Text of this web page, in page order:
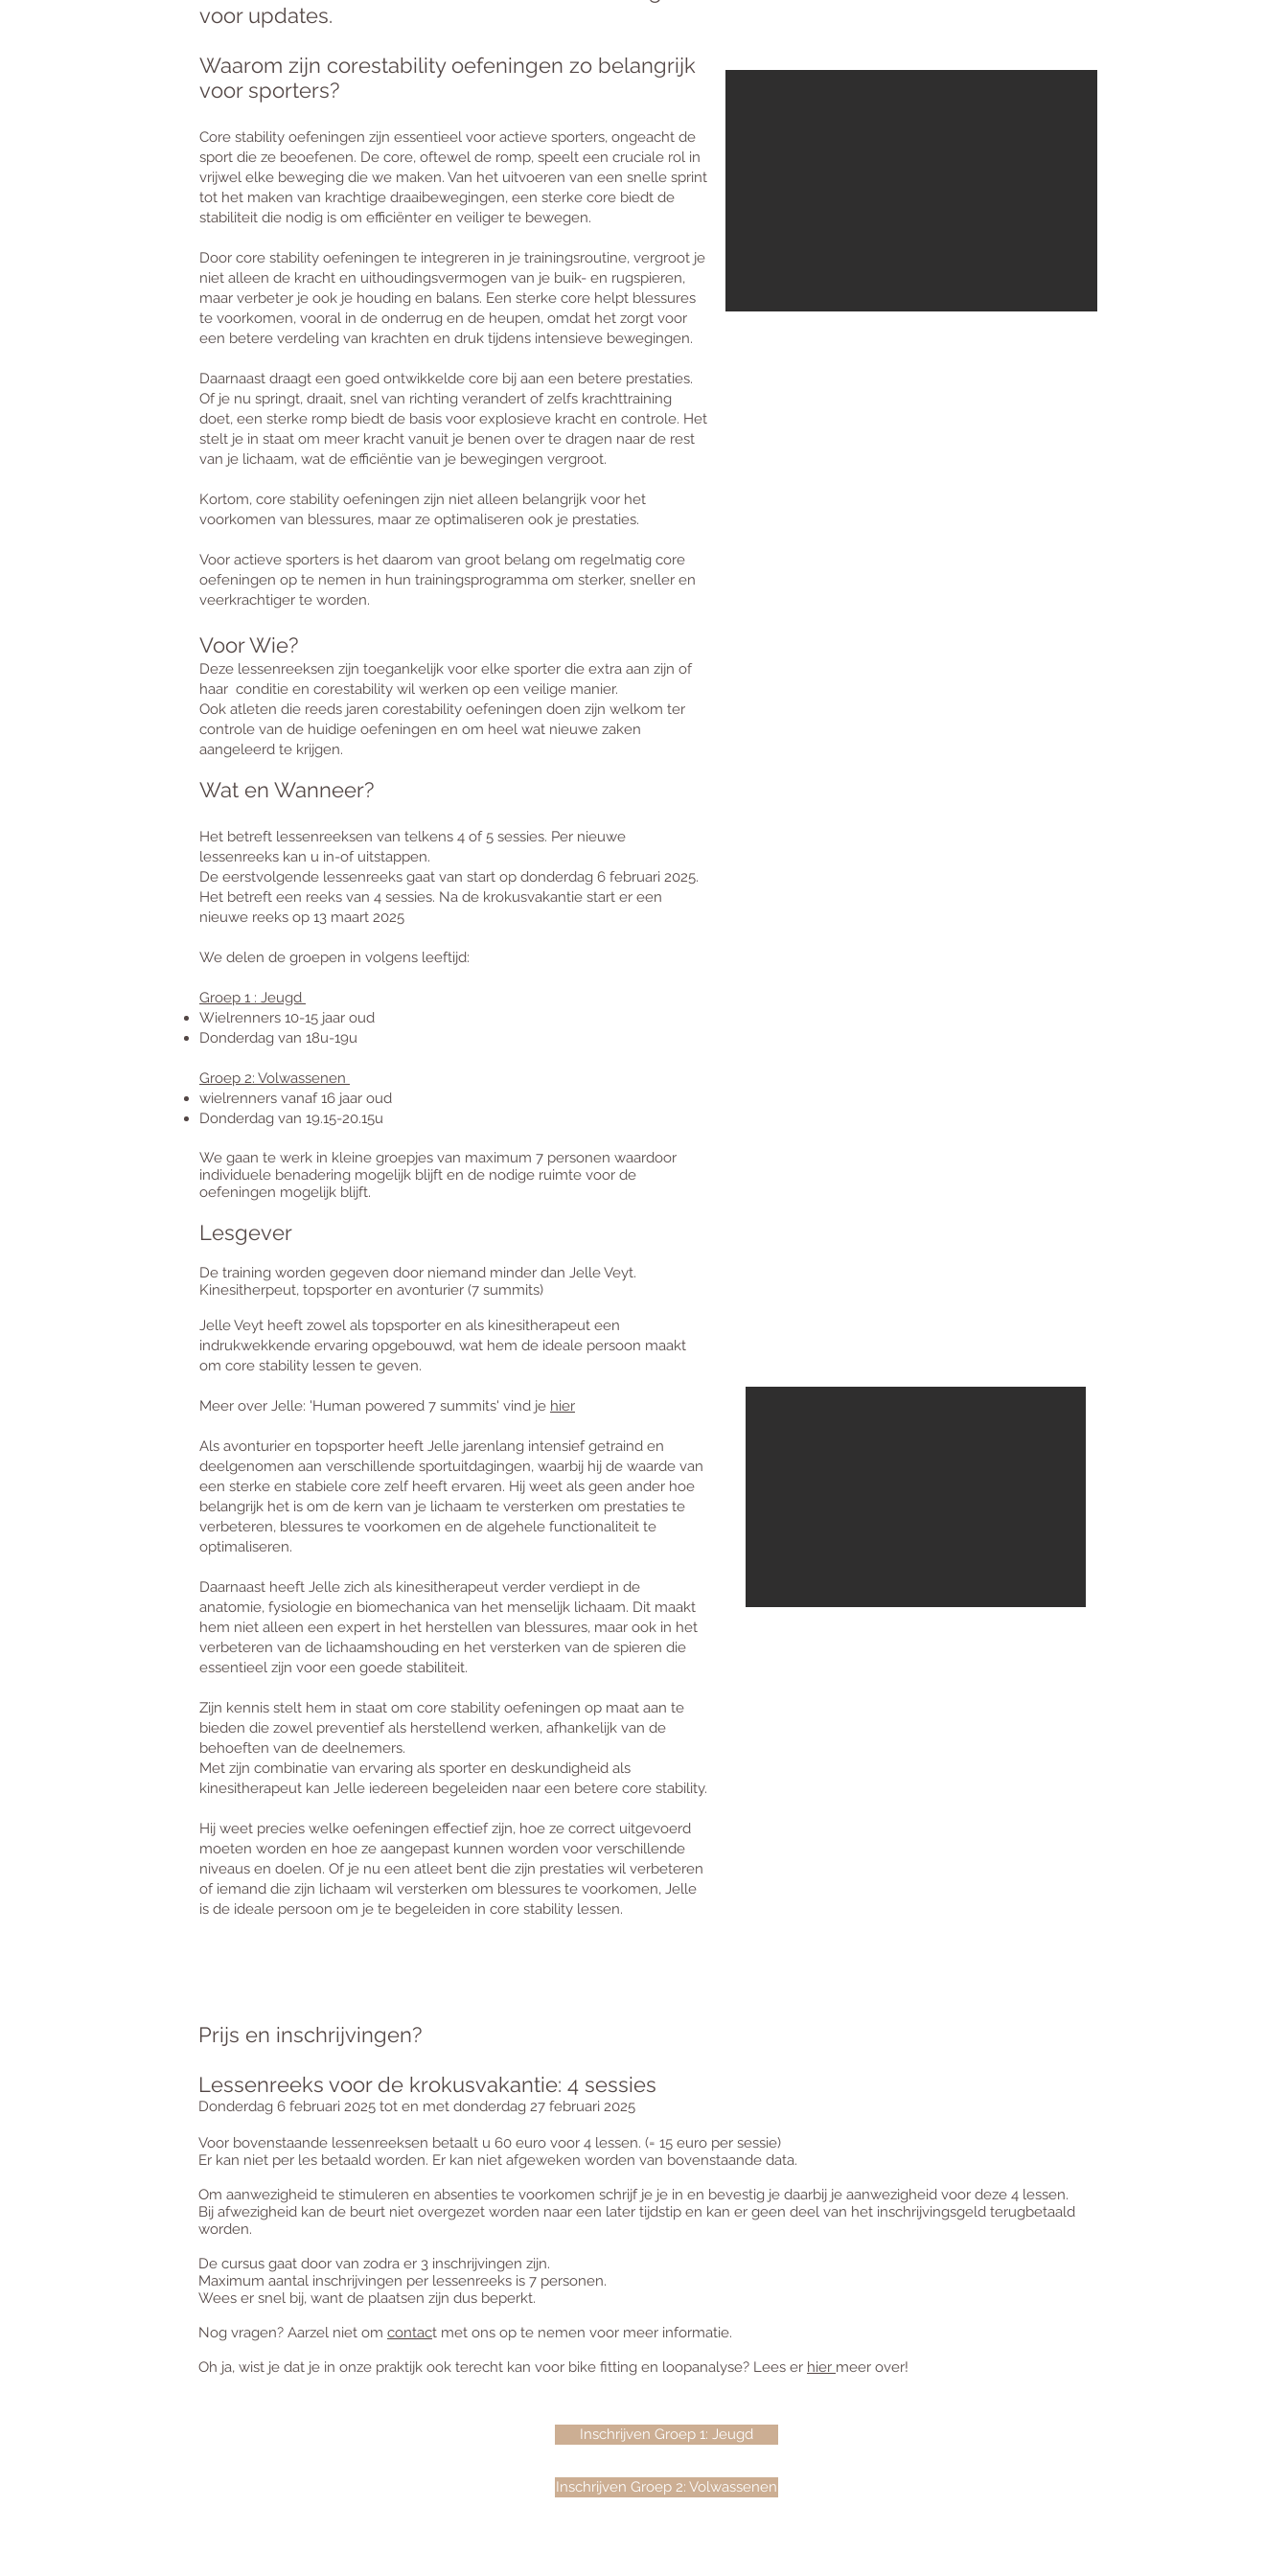
voor updates.
Waarom zijn corestability oefeningen zo belangrijk
voor sporters?
Core stability oefeningen zijn essentieel voor actieve sporters, ongeacht de
sport die ze beoefenen. De core, oftewel de romp, speelt een cruciale rol in
vrijwel elke beweging die we maken. Van het uitvoeren van een snelle sprint
tot het maken van krachtige draaibewegingen, een sterke core biedt de
stabiliteit die nodig is om efficiënter en veiliger te bewegen.
Door core stability oefeningen te integreren in je trainingsroutine, vergroot je
niet alleen de kracht en uithoudingsvermogen van je buik- en rugspieren,
maar verbeter je ook je houding en balans. Een sterke core helpt blessures
te voorkomen, vooral in de onderrug en de heupen, omdat het zorgt voor
een betere verdeling van krachten en druk tijdens intensieve bewegingen.
Daarnaast draagt een goed ontwikkelde core bij aan een betere prestaties.
Of je nu springt, draait, snel van richting verandert of zelfs krachttraining
doet, een sterke romp biedt de basis voor explosieve kracht en controle. Het
stelt je in staat om meer kracht vanuit je benen over te dragen naar de rest
van je lichaam, wat de efficiëntie van je bewegingen vergroot.
Kortom, core stability oefeningen zijn niet alleen belangrijk voor het
voorkomen van blessures, maar ze optimaliseren ook je prestaties.
Voor actieve sporters is het daarom van groot belang om regelmatig core
oefeningen op te nemen in hun trainingsprogramma om sterker, sneller en
veerkrachtiger te worden.
Voor Wie?
Deze lessenreeksen zijn toegankelijk voor elke sporter die extra aan zijn of
haar conditie en corestability wil werken op een veilige manier.
Ook atleten die reeds jaren corestability oefeningen doen zijn welkom ter
controle van de huidige oefeningen en om heel wat nieuwe zaken
aangeleerd te krijgen.​
Wat en Wanneer?
Het betreft lessenreeksen van telkens 4 of 5 sessies. Per nieuwe
lessenreeks kan u in-of uitstappen.
De eerstvolgende lessenreeks gaat van start op donderdag 6 februari 2025.
Het betreft een reeks van 4 sessies. Na de krokusvakantie start er een
nieuwe reeks op 13 maart 2025
We delen de groepen in volgens leeftijd:
Groep 1 : Jeugd
Wielrenners 10-15 jaar oud
Donderdag van 18u-19u
Groep 2: Volwassenen
wielrenners vanaf 16 jaar oud
Donderdag van 19.15-20.15u
We gaan te werk in kleine groepjes van maximum 7 personen waardoor
individuele benadering mogelijk blijft en de nodige ruimte voor de
oefeningen mogelijk blijft.
Lesgever
De training worden gegeven door niemand minder dan Jelle Veyt.
Kinesitherpeut, topsporter en avonturier (7 summits)
Jelle Veyt heeft zowel als topsporter en als kinesitherapeut een
indrukwekkende ervaring opgebouwd, wat hem de ideale persoon maakt
om core stability lessen te geven.
Meer over Jelle: 'Human powered 7 summits' vind je hier
Als avonturier en topsporter heeft Jelle jarenlang intensief getraind en
deelgenomen aan verschillende sportuitdagingen, waarbij hij de waarde van
een sterke en stabiele core zelf heeft ervaren. Hij weet als geen ander hoe
belangrijk het is om de kern van je lichaam te versterken om prestaties te
verbeteren, blessures te voorkomen en de algehele functionaliteit te
optimaliseren.
Daarnaast heeft Jelle zich als kinesitherapeut verder verdiept in de
anatomie, fysiologie en biomechanica van het menselijk lichaam. Dit maakt
hem niet alleen een expert in het herstellen van blessures, maar ook in het
verbeteren van de lichaamshouding en het versterken van de spieren die
essentieel zijn voor een goede stabiliteit.
Zijn kennis stelt hem in staat om core stability oefeningen op maat aan te
bieden die zowel preventief als herstellend werken, afhankelijk van de
behoeften van de deelnemers.
Met zijn combinatie van ervaring als sporter en deskundigheid als
kinesitherapeut kan Jelle iedereen begeleiden naar een betere core stability.
Hij weet precies welke oefeningen effectief zijn, hoe ze correct uitgevoerd
moeten worden en hoe ze aangepast kunnen worden voor verschillende
niveaus en doelen. Of je nu een atleet bent die zijn prestaties wil verbeteren
of iemand die zijn lichaam wil versterken om blessures te voorkomen, Jelle
is de ideale persoon om je te begeleiden in core stability lessen.
Prijs en inschrijvingen?
Lessenreeks voor de krokusvakantie: 4 sessies
Donderdag 6 februari 2025 tot en met donderdag 27 februari 2025
Voor bovenstaande lessenreeksen betaalt u 60 euro voor 4 lessen. (= 15 euro per sessie)
Er kan niet per les betaald worden. Er kan niet afgeweken worden van bovenstaande data.
Om aanwezigheid te stimuleren en absenties te voorkomen schrijf je je in en bevestig je daarbij je aanwezigheid voor deze 4 lessen.
Bij afwezigheid kan de beurt niet overgezet worden naar een later tijdstip en kan er geen deel van het inschrijvingsgeld terugbetaald
worden.
De cursus gaat door van zodra er 3 inschrijvingen zijn.
Maximum aantal inschrijvingen per lessenreeks is 7 personen.
Wees er snel bij, want de plaatsen zijn dus beperkt.
Nog vragen? Aarzel niet om contact met ons op te nemen voor meer informatie.
Oh ja, wist je dat je in onze praktijk ook terecht kan voor bike fitting en loopanalyse? Lees er hier meer over!
Inschrijven Groep 1: Jeugd
Inschrijven Groep 2: Volwassenen